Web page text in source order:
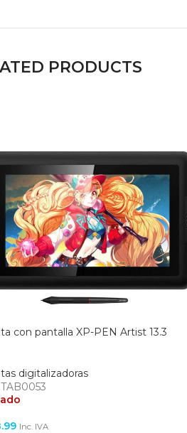
PRODUCTS
con pantalla XP-PEN Artist 13.3
digitalizadoras
TAB0053
Inc. IVA